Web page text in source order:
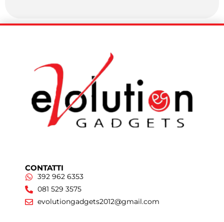
CONTATTI
392 962 6353
081 529 3575
evolutiongadgets2012@gmail.com